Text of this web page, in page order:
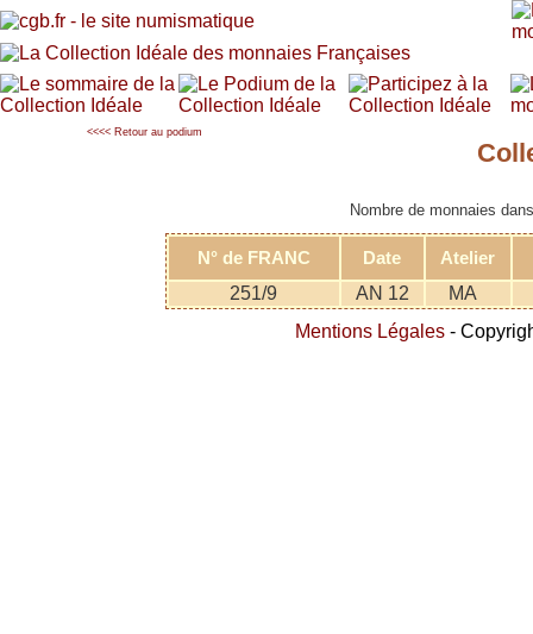
<<<< Retour au podium
Nombre de monnaies
N° de FRANC Date
Atelier
251/9
AN 12
MA
Mentions Légales -